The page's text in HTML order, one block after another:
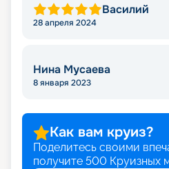
Василий
28 апреля 2024
Нина Мусаева
8 января 2023
Как вам круиз?
Поделитесь своими
получите 500 Круизных